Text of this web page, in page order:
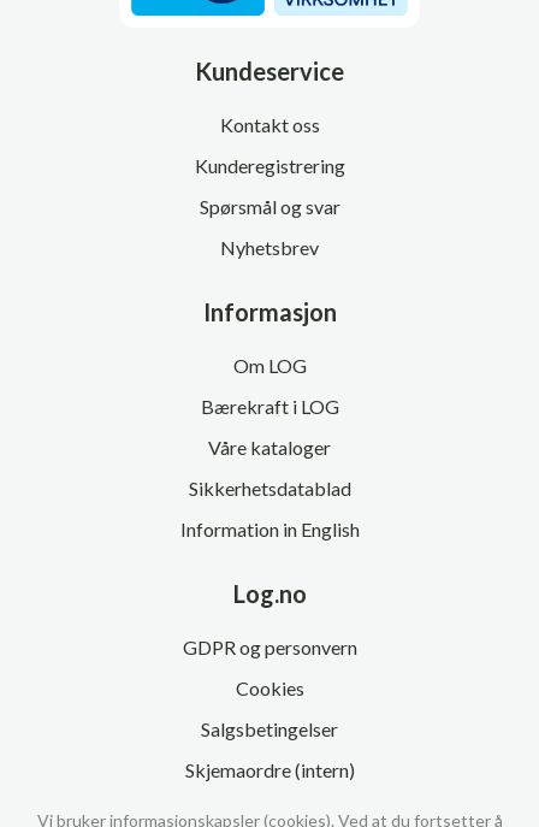
Kundeservice
Kontakt oss
Kunderegistrering
Spørsmål og svar
Nyhetsbrev
Informasjon
Om LOG
Bærekraft i LOG
Våre kataloger
Sikkerhetsdatablad
Information in English
Log.no
GDPR og personvern
Cookies
Salgsbetingelser
Skjemaordre (intern)
Vi bruker informasjonskapsler (cookies). Ved at du fortsetter å